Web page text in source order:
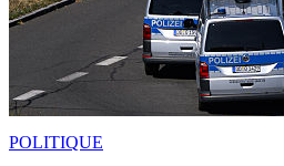
POLITIQUE